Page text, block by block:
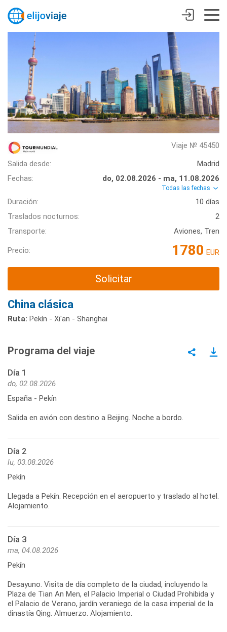
Viaje № 45450
Salida desde:
Madrid
Fechas:
do, 02.08.2026 - ma, 11.08.2026
Todas las fechas
Duración:
10 días
Traslados nocturnos:
2
Transporte:
Aviones, Tren
Precio: 1780 EUR
Solicitar
China clásica
Ruta: Pekín - Xi'an - Shanghai
Programa del viaje
Día 1
do, 02.08.2026
España - Pekín
Salida en avión con destino a Beijing. Noche a bordo.
Día 2
lu, 03.08.2026
Pekín
Llegada a Pekín. Recepción en el aeropuerto y traslado al hotel.
Alojamiento.
Día 3
ma, 04.08.2026
Pekín
Desayuno. Visita de día completo de la ciudad, incluyendo la
Plaza de Tian An Men, el Palacio Imperial o Ciudad Prohibida y
el Palacio de Verano, jardín veraniego de la casa imperial de la
dinastía Qing. Almuerzo. Alojamiento.